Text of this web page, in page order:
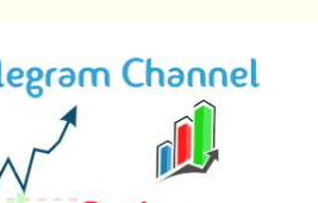
bates
wenkoers
per dag